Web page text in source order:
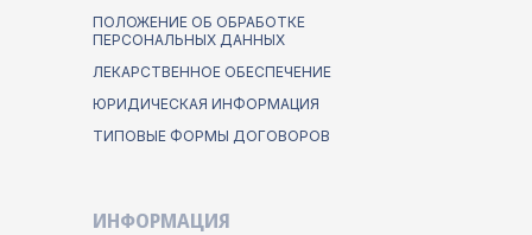
ИНФОРМАЦИЯ
ТИПОВЫЕ ФОРМЫ ДОГОВОРОВ
ПОЛОЖЕНИЕ ОБ ОБРАБОТКЕ
ПЕРСОНАЛЬНЫХ ДАННЫХ
ЛЕКАРСТВЕННОЕ ОБЕСПЕЧЕНИЕ
ЮРИДИЧЕСКАЯ ИНФОРМАЦИЯ